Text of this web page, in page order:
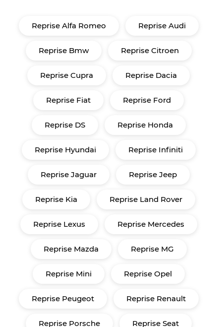
Reprise Alfa Romeo Reprise Audi
Reprise Bmw Reprise Citroen
Reprise Cupra Reprise Dacia
Reprise Fiat Reprise Ford
Reprise DS Reprise Honda
Reprise Hyundai Reprise Infiniti
Reprise Jaguar Reprise Jeep
Reprise Kia Reprise Land Rover
Reprise Lexus Reprise Mercedes
Reprise Mazda Reprise MG
Reprise Mini Reprise Opel
Reprise Peugeot Reprise Renault
Reprise Porsche Reprise Seat